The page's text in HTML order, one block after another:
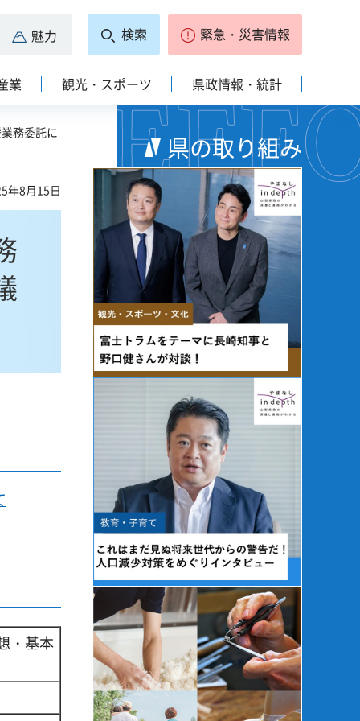
魅力 検索 緊急・災害情報
業 観光・スポーツ 県政情報・統計
務委託に
年8月15日
・基本
県の取り組み